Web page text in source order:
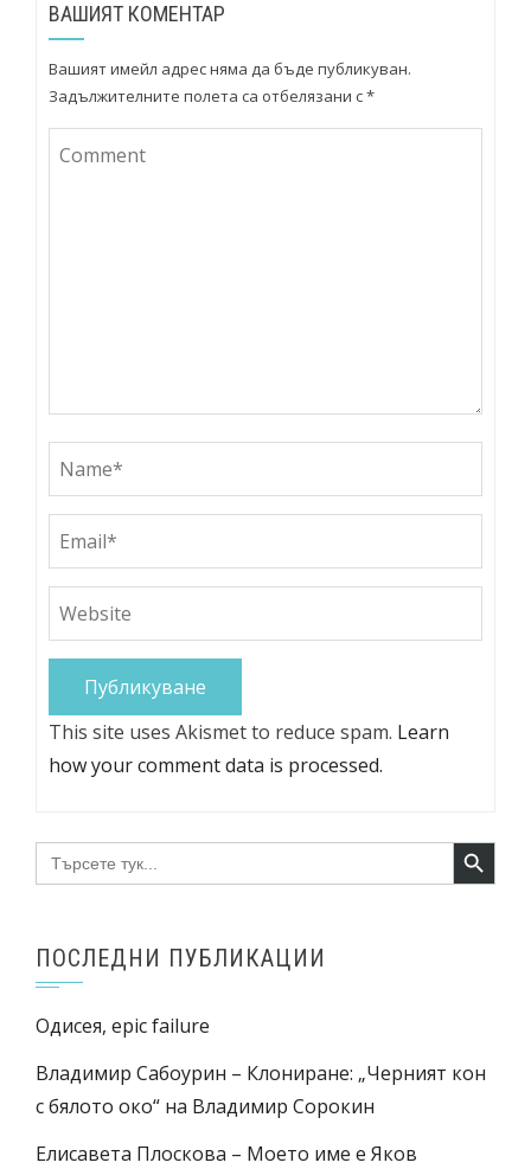
ВАШИЯТ КОМЕНТАР
Вашият имейл адрес няма да бъде публикуван.
Задължителните полета са отбелязани с*
This site uses Akismet to reduce spam. Learn
how your comment data is processed.
Search
for:
Search Button
ПОСЛЕДНИ ПУБЛИКАЦИИ
Одисея, epic failure
Владимир Сабоурин – Клониране: „Черният кон
с бялото око“ на Владимир Сорокин
Елисавета Плоскова – Моето име е Яков